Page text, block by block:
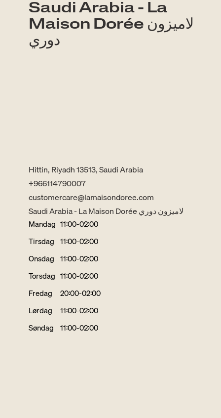
Saudi Arabia - La
Maison Dorée لاميزون
دوري
Hittin, Riyadh 13513, Saudi Arabia
+966114790007
customercare@lamaisondoree.com
Saudi Arabia - La Maison Dorée لاميزون دوري
Mandag
Tirsdag
Onsdag
Torsdag
Fredag
Lørdag
Søndag
11:00-02:00
11:00-02:00
11:00-02:00
11:00-02:00
20:00-02:00
11:00-02:00
11:00-02:00